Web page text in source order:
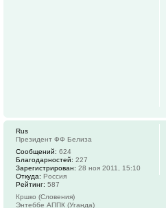
Rus
Президент ФФ Белиза
Сообщений: 624
Благодарностей: 227
Зарегистрирован: 28 ноя 2011, 15:10
Откуда: Россия
Рейтинг: 587
Кршко (Словения)
Энтеббе АППК (Уганда)